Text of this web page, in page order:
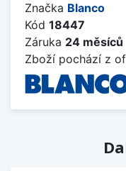
Značka Blanco
Kód 18447
Záruka 24 měsíců
Zboží pochází z